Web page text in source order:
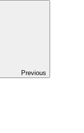
Previous